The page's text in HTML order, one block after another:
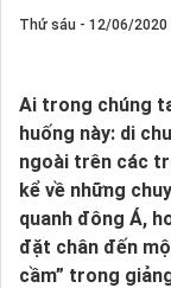
Thứ sáu - 12/06/2020
Ai trong chúng
huống này: di
ngoài trên các
kể về những
quanh đông Á,
đặt chân đến
cầm” trong